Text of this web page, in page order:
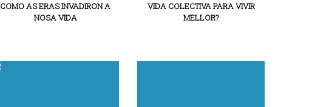
COMO AS ERAS INVADIRON A
NOSA VIDA
VIDA COLECTIVA PARA VIVIR
MELLOR?